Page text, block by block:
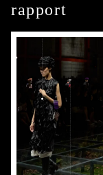
rapport